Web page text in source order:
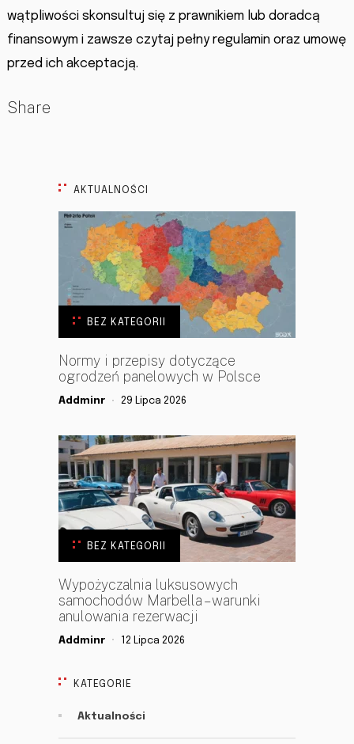
wątpliwości skonsultuj się z prawnikiem lub doradcą
finansowym i zawsze czytaj pełny regulamin oraz umowę
przed ich akceptacją.
Share
AKTUALNOŚCI
BEZ KATEGORII
Normy i przepisy dotyczące
ogrodzeń panelowych w Polsce
Addminr 29 Lipca 2026
BEZ KATEGORII
Wypożyczalnia luksusowych
samochodów Marbella – warunki
anulowania rezerwacji
Addminr 12 Lipca 2026
KATEGORIE
Aktualności